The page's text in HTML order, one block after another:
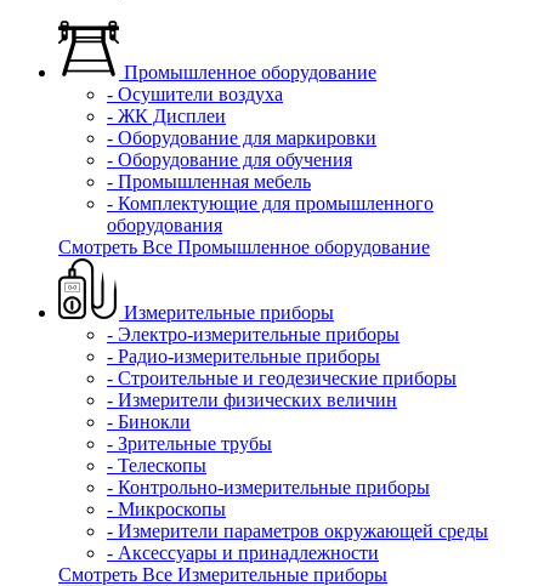
Промышленное оборудование
- Осушители воздуха
- ЖК Дисплеи
- Оборудование для маркировки
- Оборудование для обучения
- Промышленная мебель
- Комплектующие для промышленного
оборудования
Смотреть Все Промышленное оборудование
Измерительные приборы
- Электро-измерительные приборы
- Радио-измерительные приборы
- Строительные и геодезические приборы
- Измерители физических величин
- Бинокли
- Зрительные трубы
- Телескопы
- Контрольно-измерительные приборы
- Микроскопы
- Измерители параметров окружающей среды
- Аксессуары и принадлежности
Смотреть Все Измерительные приборы